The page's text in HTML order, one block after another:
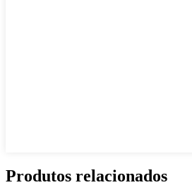
Produtos relacionados